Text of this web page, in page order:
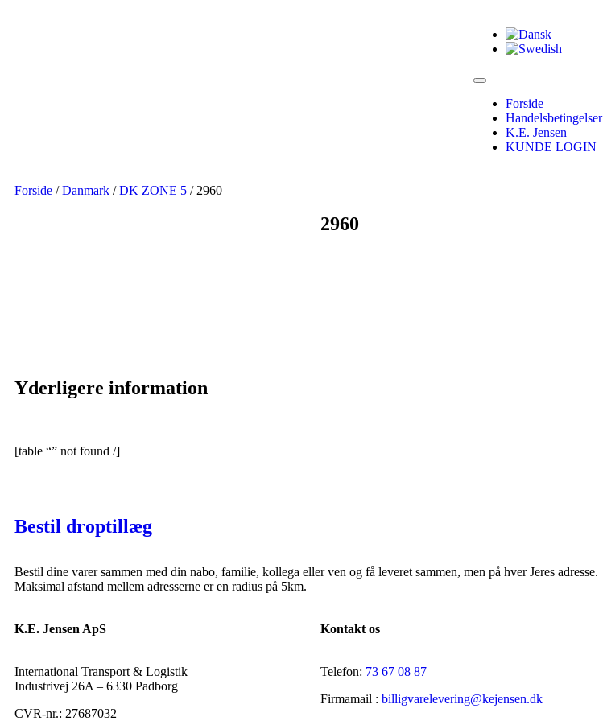
Forside
Handelsbetingelser
K.E. Jensen
KUNDE LOGIN
Forside /Danmark /DK ZONE 5 / 2960
2960
Yderligere information
[table “” not found /]
Bestil droptillæg
Bestil dine varer sammen med din nabo, familie, kollega eller ven og få leveret sammen, men på hver Jeres adresse.
Maksimal afstand mellem adresserne er en radius på 5km.
K.E. Jensen ApS
International Transport & Logistik
Industrivej 26A – 6330 Padborg
CVR-nr.: 27687032
Kontakt os
Telefon: 73 67 08 87
Firmamail : billigvarelevering@kejensen.dk